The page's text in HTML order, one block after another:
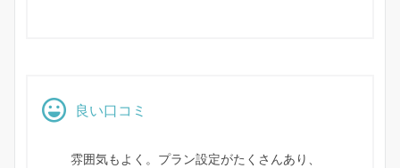
良い口コミ
雰囲気もよく。プラン設定がたくさんあり、